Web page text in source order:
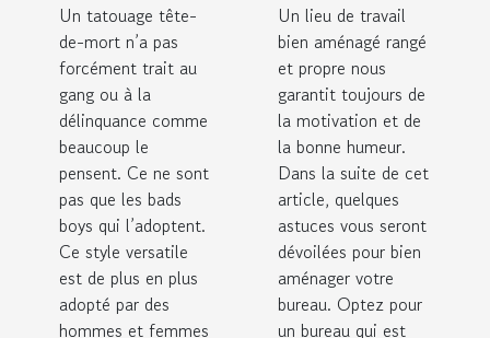
Un tatouage tête-
de-mort n’a pas
forcément trait au
gang ou à la
délinquance comme
beaucoup le
pensent. Ce ne sont
pas que les bads
boys qui l’adoptent.
Ce style versatile
est de plus en plus
adopté par des
hommes et femmes
Un lieu de travail
bien aménagé rangé
et propre nous
garantit toujours de
la motivation et de
la bonne humeur.
Dans la suite de cet
article, quelques
astuces vous seront
dévoilées pour bien
aménager votre
bureau. Optez pour
un bureau qui est